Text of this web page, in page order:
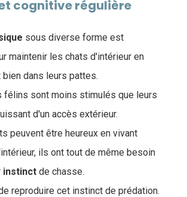
cognitive régulière
sous diverse forme est
maintenir les chats d'intérieur en
dans leurs pattes.
félins sont moins stimulés que leurs
d'un accès extérieur.
peuvent être heureux en vivant
ils ont tout de même besoin
instinct de chasse.
reproduire cet instinct de prédation.